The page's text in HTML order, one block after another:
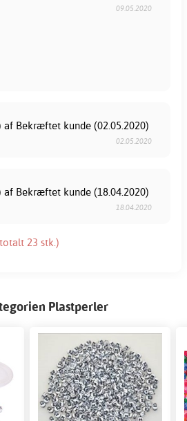
09.05.2020
af Bekræftet kunde (02.05.2020)
02.05.2020
af Bekræftet kunde (18.04.2020)
18.04.2020
23 stk.)
Plastperler